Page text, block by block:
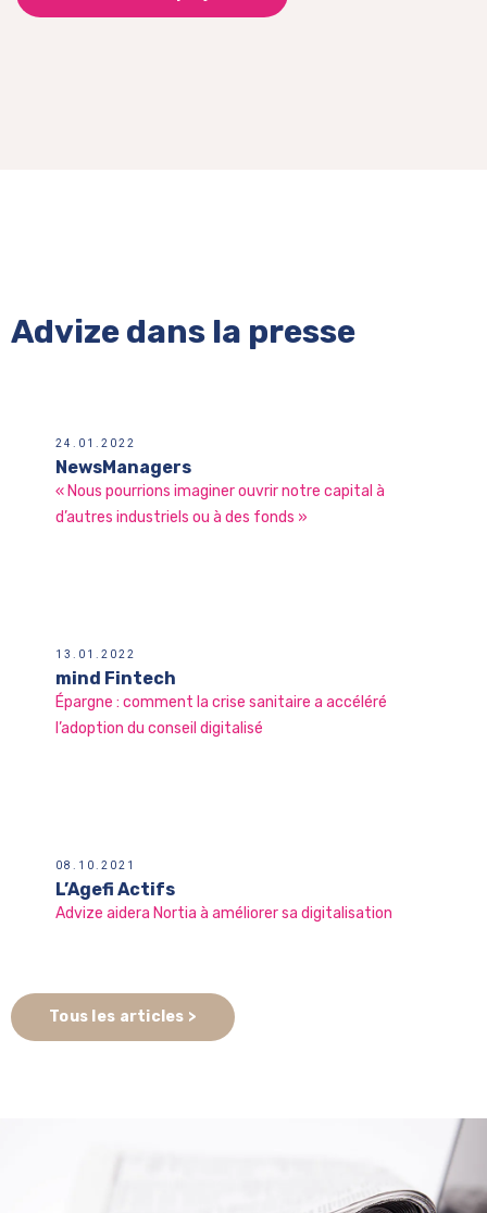
Advize dans la presse
24.01.2022
NewsManagers
« Nous pourrions imaginer ouvrir notre capital à
d’autres industriels ou à des fonds »
13.01.2022
mind Fintech
Épargne : comment la crise sanitaire a accéléré
l’adoption du conseil digitalisé
08.10.2021
L’Agefi Actifs
Advize aidera Nortia à améliorer sa digitalisation
Tous les articles >